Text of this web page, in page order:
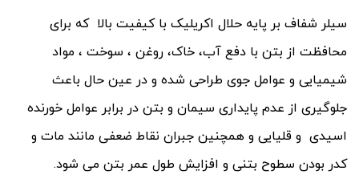
سیلر شفاف بر پایه حلال اکریلیک با کیفیت بالا که برای
محافظت از بتن با دفع آب، خاک، روغن ، سوخت ، مواد
شیمیایی و عوامل جوی طراحی شده و در عین حال باعث
جلوگیری از عدم پایداری سیمان و بتن در برابر عوامل خورنده
اسیدی و قلیایی و همچنین جبران نقاط ضعفی مانند مات و
کدر بودن سطوح بتنی و افزایش طول عمر بتن می شود.